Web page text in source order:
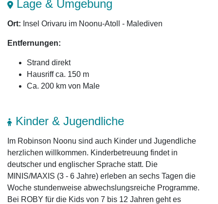
Lage & Umgebung
Ort: Insel Orivaru im Noonu-Atoll - Malediven
Entfernungen:
Strand direkt
Hausriff ca. 150 m
Ca. 200 km von Male
Kinder & Jugendliche
Im Robinson Noonu sind auch Kinder und Jugendliche
herzlichen willkommen. Kinderbetreuung findet in
deutscher und englischer Sprache statt. Die
MINIS/MAXIS (3 - 6 Jahre) erleben an sechs Tagen die
Woche stundenweise abwechslungsreiche Programme.
Bei ROBY für die Kids von 7 bis 12 Jahren geht es